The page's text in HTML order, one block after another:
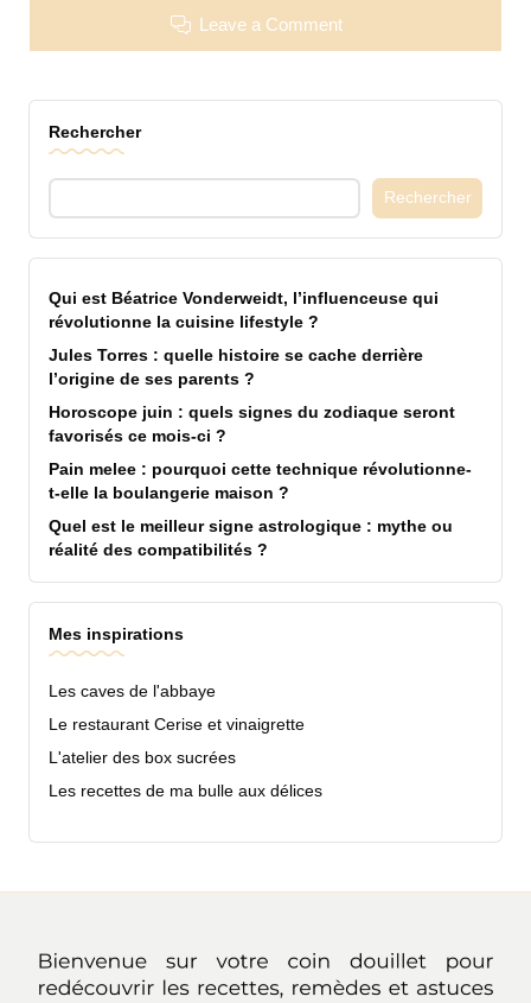
Leave a Comment
Rechercher
Rechercher
Qui est Béatrice Vonderweidt, l’influenceuse qui
révolutionne la cuisine lifestyle ?
Jules Torres : quelle histoire se cache derrière
l’origine de ses parents ?
Horoscope juin : quels signes du zodiaque seront
favorisés ce mois-ci ?
Pain melee : pourquoi cette technique révolutionne-
t-elle la boulangerie maison ?
Quel est le meilleur signe astrologique : mythe ou
réalité des compatibilités ?
Mes inspirations
Les caves de l'abbaye
Le restaurant Cerise et vinaigrette
L'atelier des box sucrées
Les recettes de ma bulle aux délices